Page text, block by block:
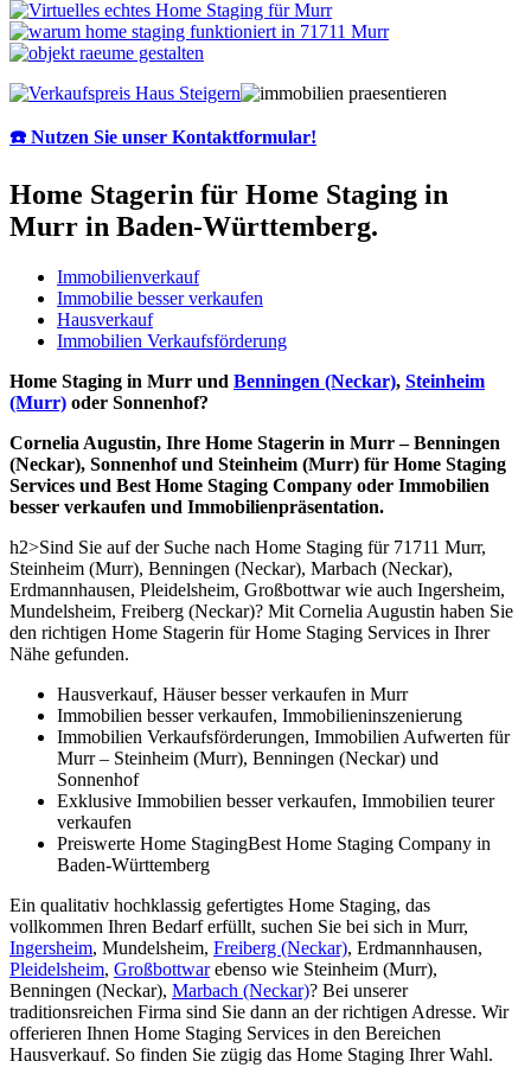
☎️ Nutzen Sie unser Kontaktformular!
Home Stagerin für Home Staging in
Murr in Baden-Württemberg.
Immobilienverkauf
Immobilie besser verkaufen
Hausverkauf
Immobilien Verkaufsförderung
Home Staging in Murr und Benningen (Neckar), Steinheim
(Murr) oder Sonnenhof?
Cornelia Augustin, Ihre Home Stagerin in Murr – Benningen
(Neckar), Sonnenhof und Steinheim (Murr) für Home Staging
Services und Best Home Staging Company oder Immobilien
besser verkaufen und Immobilienpräsentation.
h2>Sind Sie auf der Suche nach Home Staging für 71711 Murr,
Steinheim (Murr), Benningen (Neckar), Marbach (Neckar),
Erdmannhausen, Pleidelsheim, Großbottwar wie auch Ingersheim,
Mundelsheim, Freiberg (Neckar)? Mit Cornelia Augustin haben Sie
den richtigen Home Stagerin für Home Staging Services in Ihrer
Nähe gefunden.
Hausverkauf, Häuser besser verkaufen in Murr
Immobilien besser verkaufen, Immobilieninszenierung
Immobilien Verkaufsförderungen, Immobilien Aufwerten für
Murr – Steinheim (Murr), Benningen (Neckar) und
Sonnenhof
Exklusive Immobilien besser verkaufen, Immobilien teurer
verkaufen
Preiswerte Home StagingBest Home Staging Company in
Baden-Württemberg
Ein qualitativ hochklassig gefertigtes Home Staging, das
vollkommen Ihren Bedarf erfüllt, suchen Sie bei sich in Murr,
Ingersheim, Mundelsheim, Freiberg (Neckar), Erdmannhausen,
Pleidelsheim, Großbottwarebenso wie Steinheim (Murr),
Benningen (Neckar), Marbach (Neckar)? Bei unserer
traditionsreichen Firma sind Sie dann an der richtigen Adresse. Wir
offerieren Ihnen Home Staging Services in den Bereichen
Hausverkauf. So finden Sie zügig das Home Staging Ihrer Wahl.